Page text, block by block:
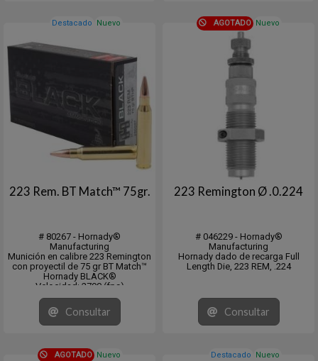
1/10...
Destacado Nuevo
223 Rem. BT Match™ 75gr.
# 80267 - Hornady®
Manufacturing
Munición en calibre 223 Remington
con proyectil de 75 gr BT Match™
Hornady BLACK®
Velocidad: 2790 (fps)
Energía: 1296 (ft/lb)
En Cajita de 20 unidades y master
de 10 x 20
Consultar
AGOTADO Nuevo
223 Remington Ø .0.224
# 046229 - Hornady®
Manufacturing
Hornady dado de recarga Full
Length Die, 223 REM, .224
Consultar
AGOTADO Nuevo Destacado Nuevo